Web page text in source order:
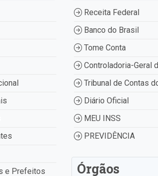
e Prefeitos
Receita Federal
Banco do Brasil
Tome Conta
Controladoria-Geral
Tribunal de Contas
Diário Oficial
MEU INSS
PREVIDÊNCIA
Órgãos